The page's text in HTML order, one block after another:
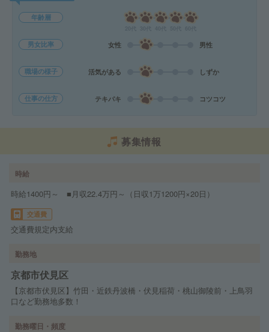
年齢層
男女比率 女性 男性
職場の様子 活気がある しずか
仕事の仕方 テキパキ コツコツ
募集情報
時給
時給1400円～ ■月収22.4万円～（日収1万1200円×20日）
交通費
交通費規定内支給
勤務地
京都市伏見区
【京都市伏見区】竹田・近鉄丹波橋・伏見稲荷・桃山御陵前・上鳥羽
口など勤務地多数！
勤務曜日・頻度